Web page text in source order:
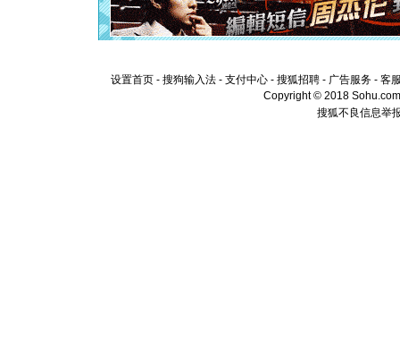
卖了。水
[春节]风
颜！冬去
片叶子是
送你一棵
设置首页 - 搜狗输入法 - 支付中心 - 搜狐招聘 - 广告服务 - 客
Copyright © 2018
搜狐不良信息举